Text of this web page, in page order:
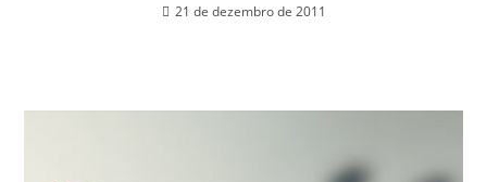
21 de dezembro de 2011